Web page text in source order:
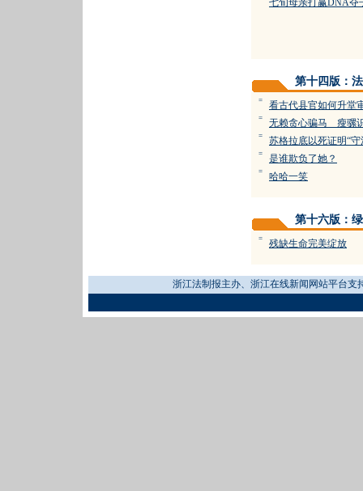
七旬母亲打赢DNA夺
第十四版：
= 看古代县官如何升堂
= 无赖贪心骗马 瘦骡
= 苏格拉底以死证明“守
= 是谁欺负了她？
= 哈哈一笑
第十六版：
= 残缺生命完美绽放
浙江法制报主办、浙江在线新闻网站平台